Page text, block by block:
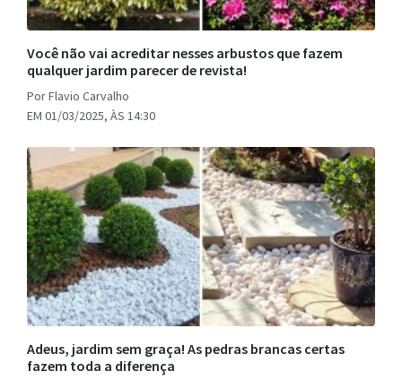
Você não vai acreditar nesses arbustos que fazem
qualquer jardim parecer de revista!
Por Flavio Carvalho
EM 01/03/2025, ÀS 14:30
Adeus, jardim sem graça! As pedras brancas certas
fazem toda a diferença